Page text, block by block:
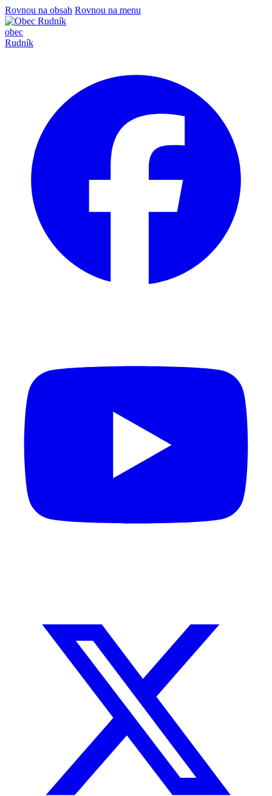
Rovnou na obsah Rovnou na menu
obec
Rudník